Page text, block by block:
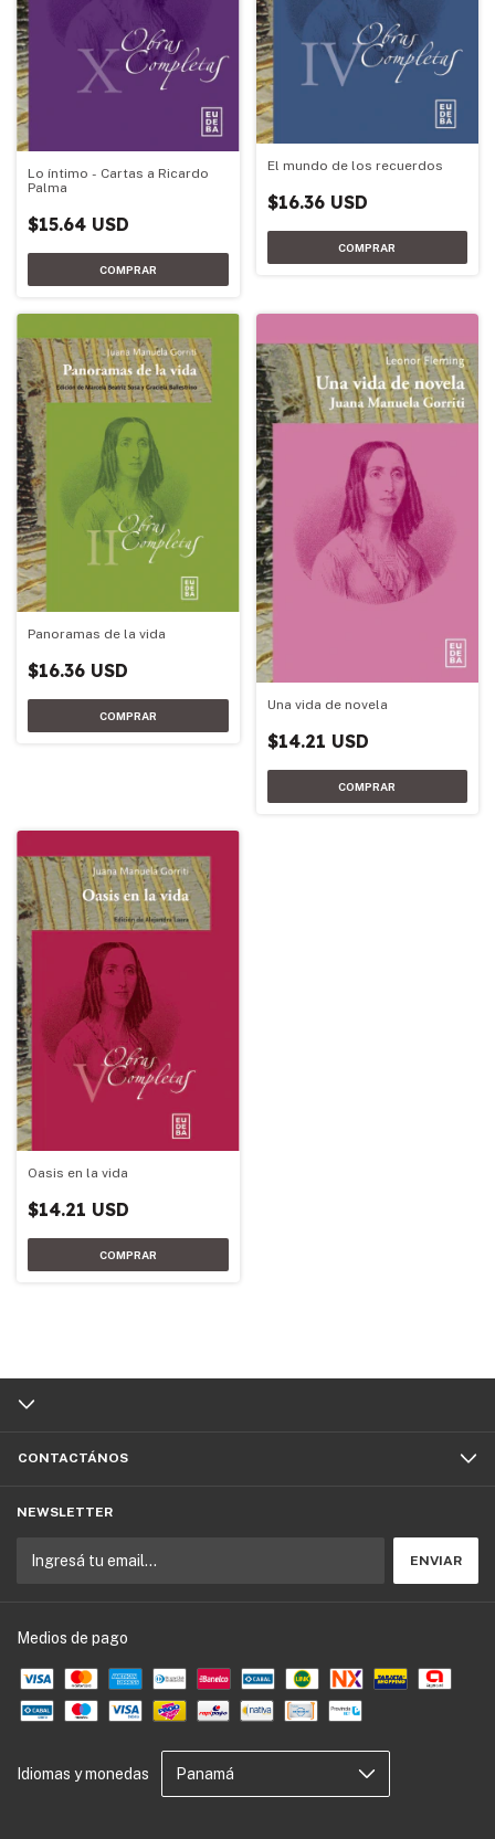
Lo íntimo - Cartas a Ricardo
Palma
$15.64 USD
El mundo de los recuerdos
$16.36 USD
Panoramas de la vida
$16.36 USD
Una vida de novela
$14.21 USD
Oasis en la vida
$14.21 USD
CONTACTÁNOS
NEWSLETTER
Medios de pago
Idiomas y monedas